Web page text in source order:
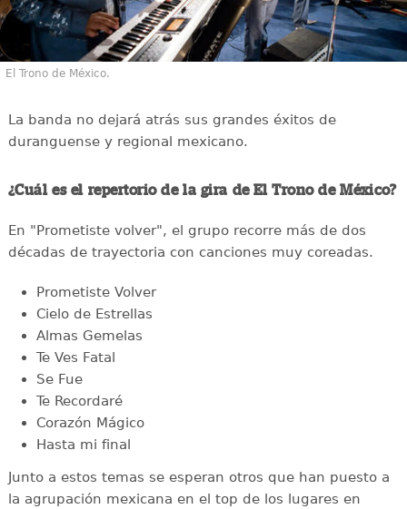
El Trono de México.
La banda no dejará atrás sus grandes éxitos de
duranguense y regional mexicano.
¿Cuál es el repertorio de la gira de El Trono de México?
En "Prometiste volver", el grupo recorre más de dos
décadas de trayectoria con canciones muy coreadas.
Prometiste Volver
Cielo de Estrellas
Almas Gemelas
Te Ves Fatal
Se Fue
Te Recordaré
Corazón Mágico
Hasta mi final
Junto a estos temas se esperan otros que han puesto a
la agrupación mexicana en el top de los lugares en